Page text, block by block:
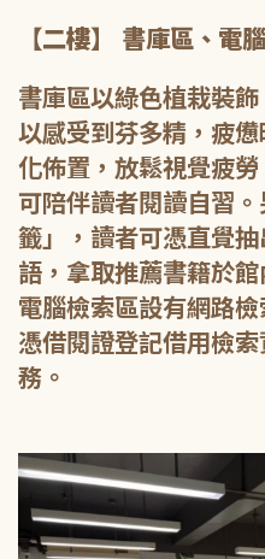
【二樓】 書庫區、電
書庫區以綠色植栽裝
以感受到芬多精，疲
化佈置，放鬆視覺疲勞
可陪伴讀者閱讀自習
籤」，讀者可憑直覺
語，拿取推薦書籍於館
電腦檢索區設有網路
憑借閱證登記借用檢
務。